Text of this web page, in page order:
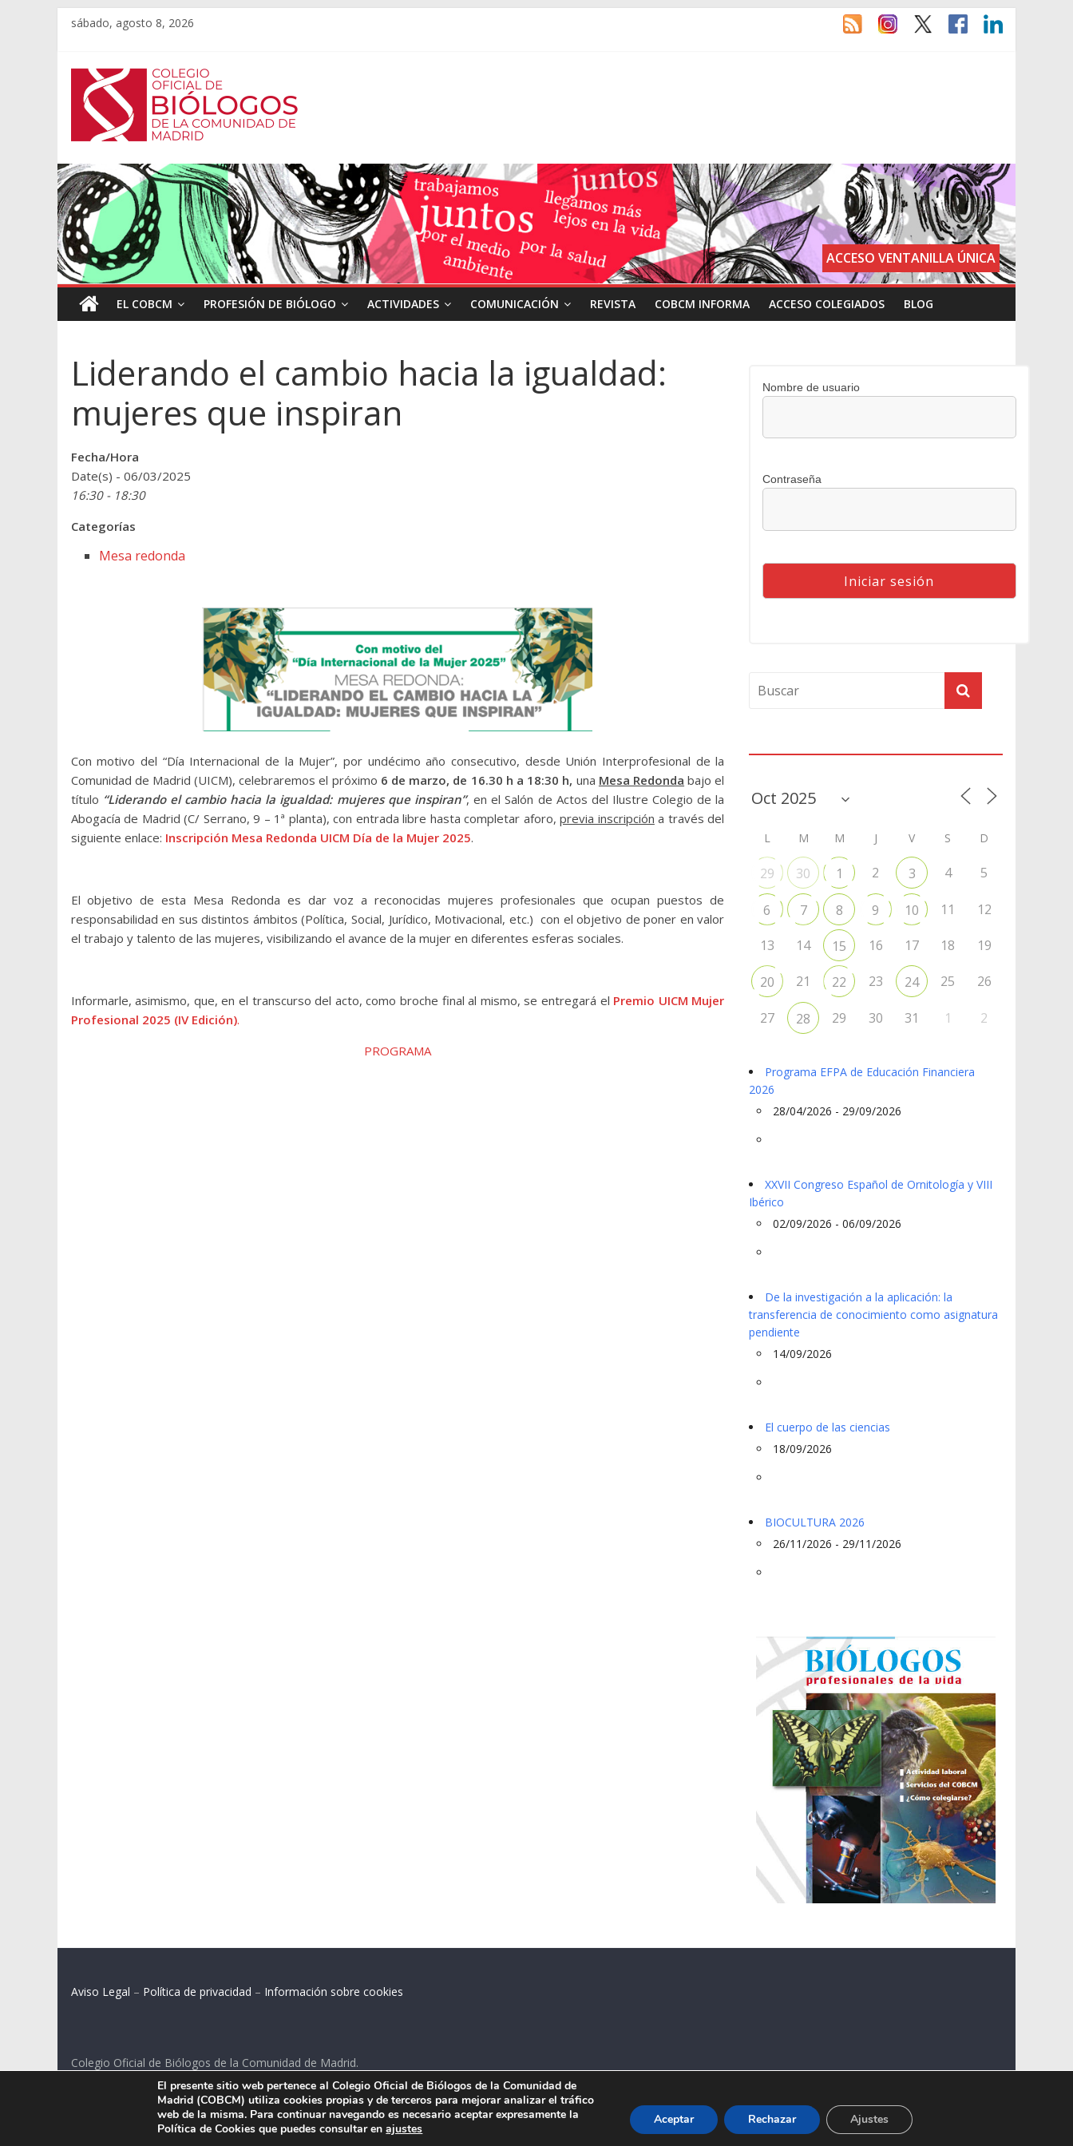
sábado, agosto 8, 2026
ACCESO VENTANILLA ÚNICA
EL COBCM PROFESIÓN DE BIÓLOGO ACTIVIDADES COMUNICACIÓN REVISTA COBCM INFORMA ACCESO COLEGIADOS BLOG
Liderando el cambio hacia la igualdad:
mujeres que inspiran
Fecha/Hora
Date(s) - 06/03/2025
16:30 - 18:30
Categorías
Mesa redonda
Con motivo del “Día Internacional de la Mujer”, por undécimo año consecutivo, desde Unión Interprofesional de la
Comunidad de Madrid (UICM), celebraremos el próximo 6 de marzo, de 16.30 h a 18:30 h, una Mesa Redonda bajo el
título “Liderando el cambio hacia la igualdad: mujeres que inspiran”, en el Salón de Actos del Ilustre Colegio de la
Abogacía de Madrid (C/ Serrano, 9 – 1ª planta), con entrada libre hasta completar aforo,previa inscripción a través del
siguiente enlace: Inscripción Mesa Redonda UICM Día de la Mujer 2025.
El objetivo de esta Mesa Redonda es dar voz a reconocidas mujeres profesionales que ocupan puestos de
responsabilidad en sus distintos ámbitos (Política, Social, Jurídico, Motivacional, etc.) con el objetivo de poner en valor
el trabajo y talento de las mujeres, visibilizando el avance de la mujer en diferentes esferas sociales.
Informarle, asimismo, que, en el transcurso del acto, como broche final al mismo, se entregará el Premio UICM Mujer
Profesional 2025 (IV Edición).
PROGRAMA
Nombre de usuario
Contraseña
L M M J V S D
29 30 1 2 3 4 5
6 7 8 9 10 11 12
13 14 15 16 17 18 19
20 21 22 23 24 25 26
27 28 29 30 31 1 2
Programa EFPA de Educación Financiera
2026
28/04/2026 - 29/09/2026
XXVII Congreso Español de Ornitología y VIII
Ibérico
02/09/2026 - 06/09/2026
De la investigación a la aplicación: la
transferencia de conocimiento como asignatura
pendiente
14/09/2026
El cuerpo de las ciencias
18/09/2026
BIOCULTURA 2026
26/11/2026 - 29/11/2026
Aviso Legal – Política de privacidad – Información sobre cookies
Colegio Oficial de Biólogos de la Comunidad de Madrid.
C/ Santa Engracia 108, 2º int.izq. 28003 Madrid.
El presente sitio web pertenece al Colegio Oficial de Biólogos de la Comunidad de
Madrid (COBCM) utiliza cookies propias y de terceros para mejorar analizar el tráfico
web de la misma. Para continuar navegando es necesario aceptar expresamente la
Política de Cookies que puedes consultar enajustes
Aceptar Rechazar Ajustes